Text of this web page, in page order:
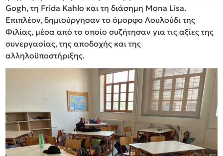
Gogh, τη Frida Kahlo και τη διάσημη Mona Lisa.
Επιπλέον, δημιούργησαν το όμορφο Λουλούδι της
Φιλίας, μέσα από το οποίο συζήτησαν για τις αξίες της
συνεργασίας, της αποδοχής και της
αλληλοϋποστήριξης.